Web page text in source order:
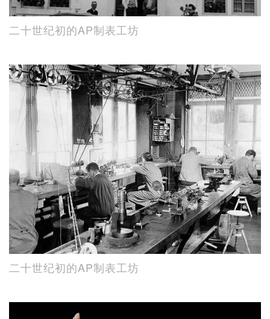
二十世纪初的AP制表工坊
二十世纪初的AP制表工坊